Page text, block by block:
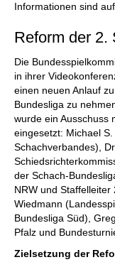
Informationen sind
Reform der 2.
Die
in ihrer
einen neuen Anlauf
Bundesliga zu
wurde ein Ausschuss
eingesetzt: Michael
Schachverbandes),
der Schach-
NRW und
Wiedmann
Bundesliga Süd),
Pfalz und
Zielsetzung der